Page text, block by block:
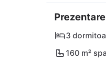
puteți ajunge
însorită Brač,
sector de
3
160 m²